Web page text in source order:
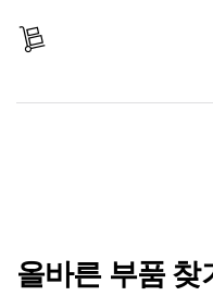
올바른 부품 찾